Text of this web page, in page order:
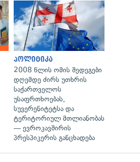
პოლიტიკა
2008 წლის ომის შედეგები
დღემდე ძირს უთხრის
საქართველოს
უსაფრთხოებას,
სუვერენიტეტსა და
ტერიტორიულ მთლიანობას
— ევროკავშირის
პრესპიკერის განცხადება